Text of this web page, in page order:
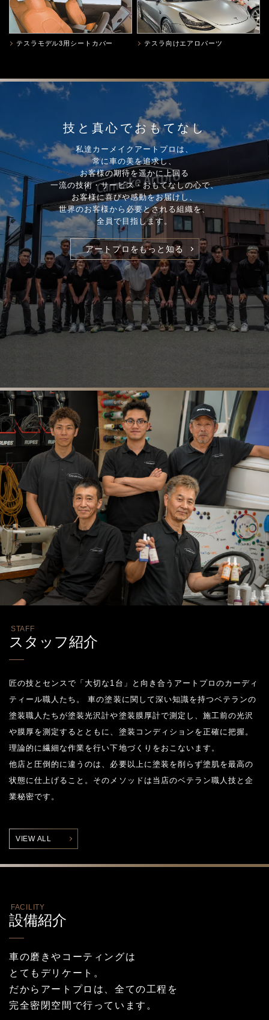
テスラモデル3用シートカバー テスラ向けエアロパーツ
技と真心でおもてなし
私達カーメイクアートプロは、
常に車の美を追求し、
お客様の期待を遥かに上回る
一流の技術・サービス・おもてなしの心で、
お客様に喜びや感動をお届けし、
世界のお客様から必要とされる組織を、
全員で目指します。
アートプロをもっと知る
STAFF
スタッフ紹介
匠の技とセンスで「大切な1台」と向き合うアートプロのカーディ
ティール職人たち。 車の塗装に関して深い知識を持つベテランの
塗装職人たちが塗装光沢計や塗装膜厚計で測定し、施工前の光沢
や膜厚を測定するとともに、塗装コンディションを正確に把握。
理論的に繊細な作業を行い下地づくりをおこないます。
他店と圧倒的に違うのは、必要以上に塗装を削らず塗肌を最高の
状態に仕上げること。そのメソッドは当店のベテラン職人技と企
業秘密です。
VIEW ALL
FACILITY
設備紹介
車の磨きやコーティングは
とてもデリケート。
だからアートプロは、全ての工程を
完全密閉空間で行っています。